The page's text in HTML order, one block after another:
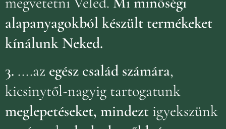
alapanyagokból készült termékeket
kínálunk Neked.
3. ....az egész család számára,
kicsinytől-nagyig tartogatunk
meglepetéseket, mindezt igyekszünk